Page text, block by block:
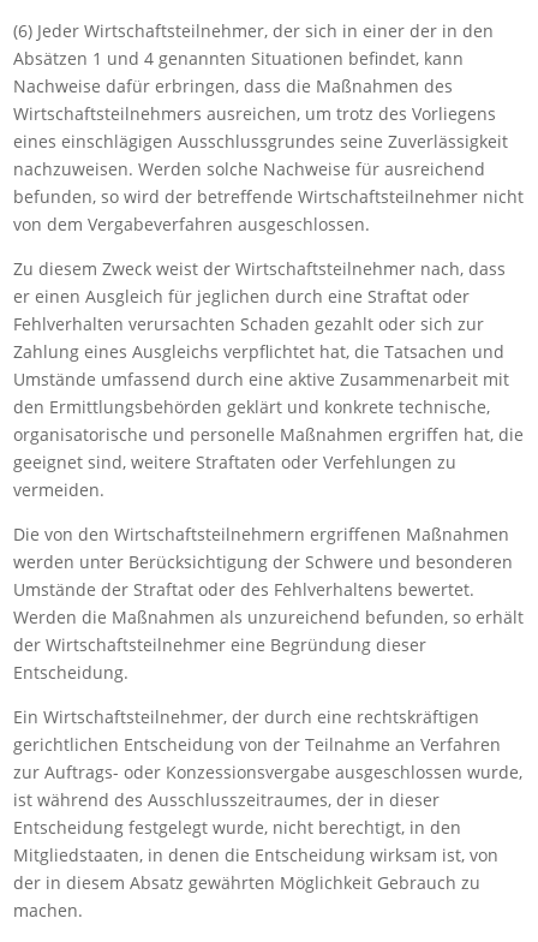
(6) Jeder Wirtschaftsteilnehmer, der sich in einer der in den
Absätzen 1 und 4 genannten Situationen befindet, kann
Nachweise dafür erbringen, dass die Maßnahmen des
Wirtschaftsteilnehmers ausreichen, um trotz des Vorliegens
eines einschlägigen Ausschlussgrundes seine Zuverlässigkeit
nachzuweisen. Werden solche Nachweise für ausreichend
befunden, so wird der betreffende Wirtschaftsteilnehmer nicht
von dem Vergabeverfahren ausgeschlossen.
Zu diesem Zweck weist der Wirtschaftsteilnehmer nach, dass
er einen Ausgleich für jeglichen durch eine Straftat oder
Fehlverhalten verursachten Schaden gezahlt oder sich zur
Zahlung eines Ausgleichs verpflichtet hat, die Tatsachen und
Umstände umfassend durch eine aktive Zusammenarbeit mit
den Ermittlungsbehörden geklärt und konkrete technische,
organisatorische und personelle Maßnahmen ergriffen hat, die
geeignet sind, weitere Straftaten oder Verfehlungen zu
vermeiden.
Die von den Wirtschaftsteilnehmern ergriffenen Maßnahmen
werden unter Berücksichtigung der Schwere und besonderen
Umstände der Straftat oder des Fehlverhaltens bewertet.
Werden die Maßnahmen als unzureichend befunden, so erhält
der Wirtschaftsteilnehmer eine Begründung dieser
Entscheidung.
Ein Wirtschaftsteilnehmer, der durch eine rechtskräftigen
gerichtlichen Entscheidung von der Teilnahme an Verfahren
zur Auftrags- oder Konzessionsvergabe ausgeschlossen wurde,
ist während des Ausschlusszeitraumes, der in dieser
Entscheidung festgelegt wurde, nicht berechtigt, in den
Mitgliedstaaten, in denen die Entscheidung wirksam ist, von
der in diesem Absatz gewährten Möglichkeit Gebrauch zu
machen.